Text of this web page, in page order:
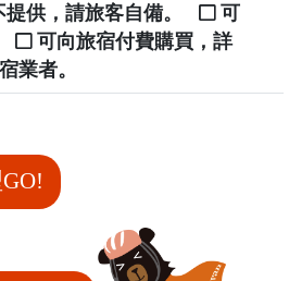
供，請旅客自備。
可
可向旅宿付費購買，詳
業者。